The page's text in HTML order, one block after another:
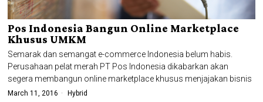
Pos Indonesia Bangun Online Marketplace
Khusus UMKM
Semarak dan semangat e-commerce Indonesia belum habis.
Perusahaan pelat merah PT Pos Indonesia dikabarkan akan
segera membangun online marketplace khusus menjajakan bisnis
March 11, 2016 Hybrid